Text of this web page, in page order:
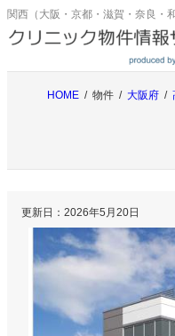
内
容
ス
関西（大阪・京都・滋賀・奈良・
HOME 物件 大阪府
更新日： 2026年5月20日